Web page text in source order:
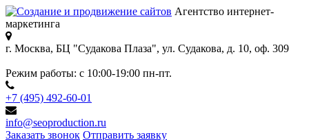
Агентство интернет-
маркетинга
г. Москва, БЦ "Судакова Плаза", ул. Судакова, д. 10, оф. 309
Режим работы: с 10:00-19:00 пн-пт.
+7 (495) 492-60-01
info@seoproduction.ru
Заказать звонок Отправить заявку